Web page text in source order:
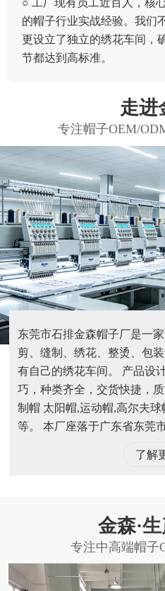
○ 工厂现有员工近百人，核
的帽子行业实战经验。我们
更设立了独立的绣花车间，
节都达到高标准。
走进
专注帽子OEM/
东莞市石排金森帽子厂是一
剪、缝制、绣花、整烫、包
有自己的绣花车间。 产品设
巧，种类齐全，交货快捷，
制帽 太阳帽,运动帽,高尔夫
等。 本厂座落于广东省东莞
了解
金森·生
专注中高端帽子